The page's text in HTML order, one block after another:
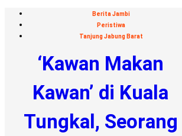
Berita Jambi
Peristiwa
Tanjung Jabung Barat
‘Kawan Makan
Kawan’ di Kuala
Tungkal, Seorang